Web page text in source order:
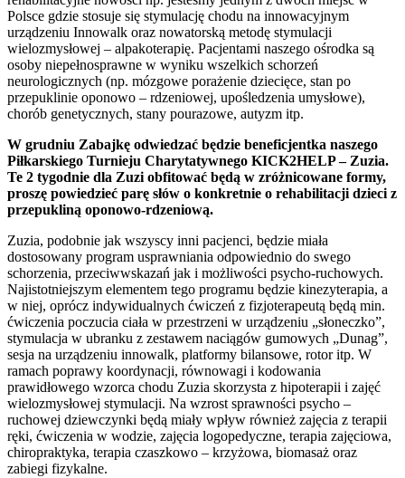
Polsce gdzie stosuje się stymulację chodu na innowacyjnym
urządzeniu Innowalk oraz nowatorską metodę stymulacji
wielozmysłowej – alpakoterapię. Pacjentami naszego ośrodka są
osoby niepełnosprawne w wyniku wszelkich schorzeń
neurologicznych (np. mózgowe porażenie dziecięce, stan po
przepuklinie oponowo – rdzeniowej, upośledzenia umysłowe),
chorób genetycznych, stany pourazowe, autyzm itp.
W grudniu Zabajkę odwiedzać będzie beneficjentka naszego
Piłkarskiego Turnieju Charytatywnego KICK2HELP – Zuzia.
Te 2 tygodnie dla Zuzi obfitować będą w zróżnicowane formy,
proszę powiedzieć parę słów o konkretnie o rehabilitacji dzieci z
przepukliną oponowo-rdzeniową.
Zuzia, podobnie jak wszyscy inni pacjenci, będzie miała
dostosowany program usprawniania odpowiednio do swego
schorzenia, przeciwwskazań jak i możliwości psycho-ruchowych.
Najistotniejszym elementem tego programu będzie kinezyterapia, a
w niej, oprócz indywidualnych ćwiczeń z fizjoterapeutą będą min.
ćwiczenia poczucia ciała w przestrzeni w urządzeniu „słoneczko”,
stymulacja w ubranku z zestawem naciągów gumowych „Dunag”,
sesja na urządzeniu innowalk, platformy bilansowe, rotor itp. W
ramach poprawy koordynacji, równowagi i kodowania
prawidłowego wzorca chodu Zuzia skorzysta z hipoterapii i zajęć
wielozmysłowej stymulacji. Na wzrost sprawności psycho –
ruchowej dziewczynki będą miały wpływ również zajęcia z terapii
ręki, ćwiczenia w wodzie, zajęcia logopedyczne, terapia zajęciowa,
chiropraktyka, terapia czaszkowo – krzyżowa, biomasaż oraz
zabiegi fizykalne.